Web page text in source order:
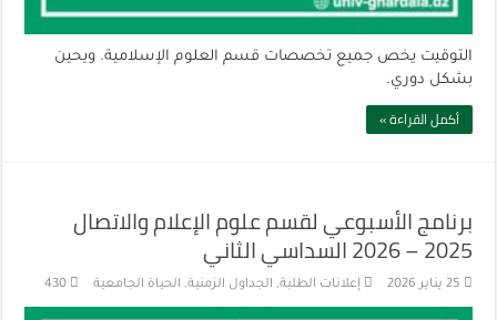
التوقيت يخص جميع تخصصات قسم العلوم الإسلامية. ويحين
بشكل دوري.
أكمل القراءة »
برنامج الأسبوعي لقسم علوم الإعلام والاتصال
2025 – 2026 السداسي الثاني
25 يناير 2026 إعلانات الطلبة, الجداول الزمنية, الحياة الجامعية 430